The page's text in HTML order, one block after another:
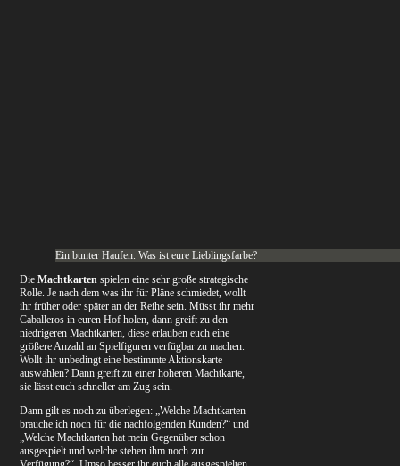
Ein bunter Haufen. Was ist eure Lieblingsfarbe?
DieMachtkarten spielen eine sehr große strategische
Rolle. Je nach dem was ihr für Pläne schmiedet, wollt
ihr früher oder später an der Reihe sein. Müsst ihr mehr
Caballeros in euren Hof holen, dann greift zu den
niedrigeren Machtkarten, diese erlauben euch eine
größere Anzahl an Spielfiguren verfügbar zu machen.
Wollt ihr unbedingt eine bestimmte Aktionskarte
auswählen? Dann greift zu einer höheren Machtkarte,
sie lässt euch schneller am Zug sein.
Dann gilt es noch zu überlegen: „Welche Machtkarten
brauche ich noch für die nachfolgenden Runden?“ und
„Welche Machtkarten hat mein Gegenüber schon
ausgespielt und welche stehen ihm noch zur